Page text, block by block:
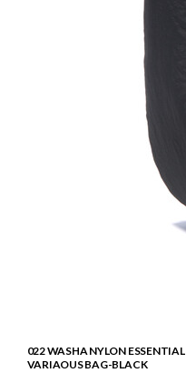
022 WASHA NYLON ESSENTIAL
VARIAOUS BAG-BLACK